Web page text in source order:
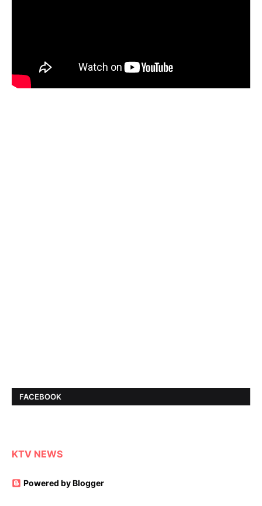
FACEBOOK
KTV NEWS
Powered by Blogger